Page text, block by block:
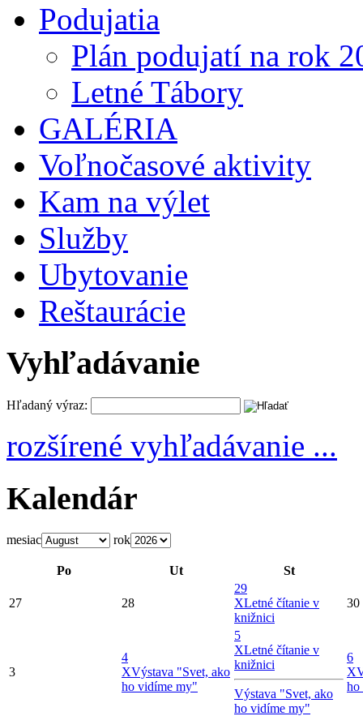
Podujatia
Plán podujatí na rok
Letné Tábory
GALÉRIA
Voľnočasové aktivity
Kam na výlet
Služby
Ubytovanie
Reštaurácie
Vyhľadávanie
Hľadaný výraz:
rozšírené vyhľadávanie ...
Kalendár
mesiac rok
Po Ut St
27 28
29
XLetné čítanie v
knižnici
30
3
4
XVýstava "Svet, ako
ho vidíme my"
5
XLetné čítanie v
knižnici
Výstava "Svet, ako
ho vidíme my"
6
X
ho